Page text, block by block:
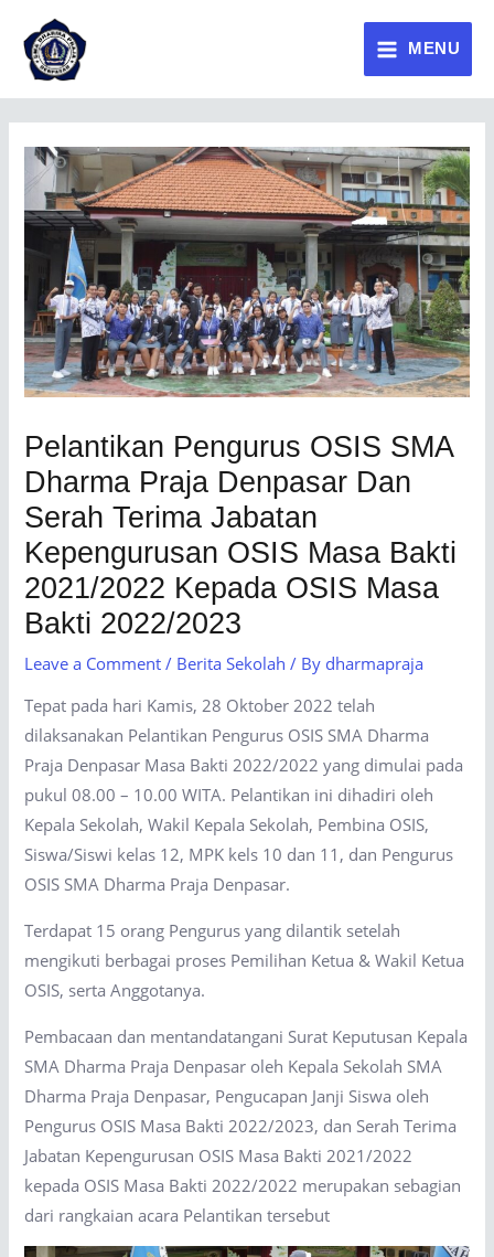
MENU
Pelantikan Pengurus OSIS SMA
Dharma Praja Denpasar Dan
Serah Terima Jabatan
Kepengurusan OSIS Masa Bakti
2021/2022 Kepada OSIS Masa
Bakti 2022/2023
Leave a Comment / Berita Sekolah / By dharmapraja
Tepat pada hari Kamis, 28 Oktober 2022 telah
dilaksanakan Pelantikan Pengurus OSIS SMA Dharma
Praja Denpasar Masa Bakti 2022/2022 yang dimulai pada
pukul 08.00 – 10.00 WITA. Pelantikan ini dihadiri oleh
Kepala Sekolah, Wakil Kepala Sekolah, Pembina OSIS,
Siswa/Siswi kelas 12, MPK kels 10 dan 11, dan Pengurus
OSIS SMA Dharma Praja Denpasar.
Terdapat 15 orang Pengurus yang dilantik setelah
mengikuti berbagai proses Pemilihan Ketua & Wakil Ketua
OSIS, serta Anggotanya.
Pembacaan dan mentandatangani Surat Keputusan Kepala
SMA Dharma Praja Denpasar oleh Kepala Sekolah SMA
Dharma Praja Denpasar, Pengucapan Janji Siswa oleh
Pengurus OSIS Masa Bakti 2022/2023, dan Serah Terima
Jabatan Kepengurusan OSIS Masa Bakti 2021/2022
kepada OSIS Masa Bakti 2022/2022 merupakan sebagian
dari rangkaian acara Pelantikan tersebut